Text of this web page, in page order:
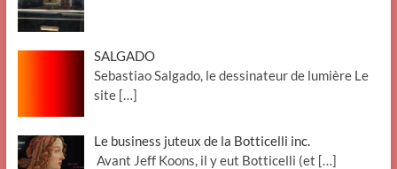
SALGADO
Sebastiao Salgado, le dessinateur de lumière Le
site […]
Le business juteux de la Botticelli inc.
Avant Jeff Koons, il y eut Botticelli (et […]